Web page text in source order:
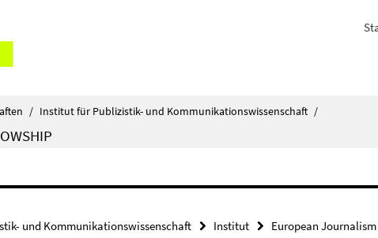
/ Institut für Publizistik- und Kommunikationswissenschaft /
und Kommunikationswissenschaft Institut European